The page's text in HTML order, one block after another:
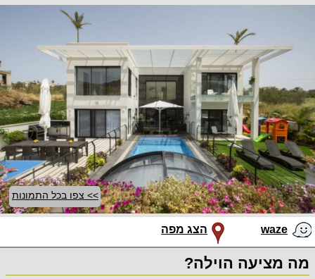
>> צפו בכל התמונות
waze הצג מפה
מה מציעה הוילה?